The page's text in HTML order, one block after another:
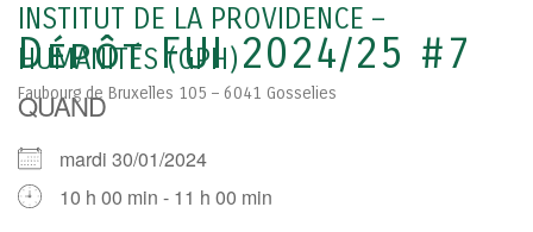
INSTITUT DE LA PROVIDENCE –
HUMANITÉS (GPH)
Faubourg de Bruxelles 105 – 6041 Gosselies
Dépôt FUI 2024/25 #7
QUAND
mardi 30/01/2024
10 h 00 min - 11 h 00 min